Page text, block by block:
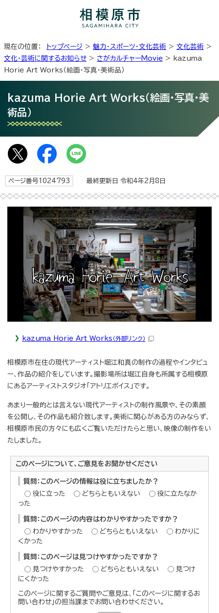
現在の位置： トップページ > 魅力・スポーツ・文化芸術 > 文化芸術 >
文化・芸術に関するお知らせ > さがカルチャーMovie > kazuma
Horie Art Works（絵画・写真・美術品）
kazuma Horie Art Works（絵画・写真・美
術品）
ページ番号1024793 最終更新日 令和4年2月8日
kazuma Horie Art Works （外部リンク）
相模原市在住の現代アーティスト堀江和真の制作の過程やインタビュ
ー、作品の紹介をしています。撮影場所は堀江自身も所属する相模原
にあるアーティストスタジオ「アトリエボイス」です。
あまり一般的とは言えない現代アーティストの制作風景や、その素顔
を公開し、その作品も紹介致します。美術に関心がある方のみならず、
相模原市民の方々にも広くご覧いただけたらと思い、映像の制作をい
たしました。
このページについて、ご意見をお聞かせください
質問：このページの情報は役に立ちましたか？
役に立った
どちらともいえない
役に立たなか
った
質問：このページの内容はわかりやすかったですか？
わかりやすかった
どちらともいえない
わかりに
くかった
質問：このページは見つけやすかったですか？
見つけやすかった
どちらともいえない
見つけ
にくかった
このページに関するご質問やご意見は、「このページに関するお
問い合わせ」の担当課までお問い合わせください。